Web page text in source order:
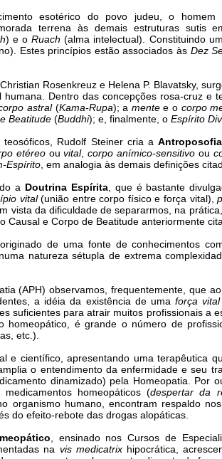
esotérico do povo judeu, o homem
terrena às demais estruturas sutis
) e oRuach (alma intelectual). Constituindo
Estes princípios estão associados às Dez
Rosenkreuz e Helena P. Blavatsky,
Dentro das concepções rosa-cruz e
astral(Kama-Rupa); a mentee o corpo
Beatitude(Buddhi); e, finalmente, o Espírito
Rudolf Steiner cria a Antroposofia
etéreo ou vital,corpo anímico-sensitivo ou
Espírito, em analogia às demais definições
a Doutrina Espírita, que é bastante
vital(união entre corpo físico e força vital),
vista da dificuldade de separarmos, na
Causal e Corpo de Beatitude anteriormente
de uma fonte de conhecimentos
natureza sétupla de extrema
(APH) observamos, frequentemente, que
a idéia da existência de umaforça
suficientes para atrair muitos profissionais a
é grande o número de
etc.).
e científico, apresentando uma terapêutica
o entendimento da enfermidade e seu
dinamizado) pela Homeopatia. Por
homeopáticos (despertar da
organismo humano, encontram respaldo
do efeito-rebote das drogas alopáticas.
, ensinado nos Cursos de
na vis medicatrixhipocrática,